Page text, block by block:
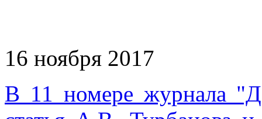
16 ноября 2017
В 11 номере журнала